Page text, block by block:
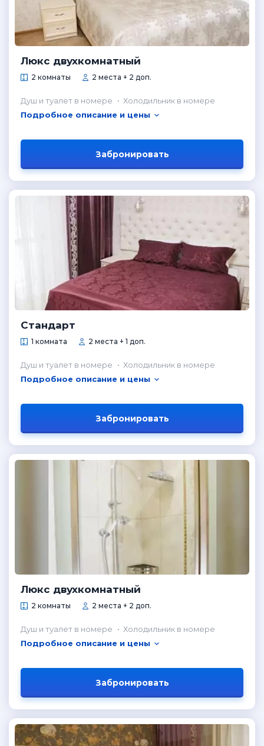
Люкс двухкомнатный
2 комнаты 2 места + 2 доп.
Душ и туалет в номере
Холодильник в номере
Подробное описание и цены
Забронировать
Стандарт
1 комната 2 места + 1 доп.
Душ и туалет в номере
Холодильник в номере
Подробное описание и цены
Забронировать
Люкс двухкомнатный
2 комнаты 2 места + 2 доп.
Душ и туалет в номере
Холодильник в номере
Подробное описание и цены
Забронировать